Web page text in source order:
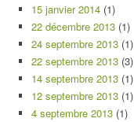
15 janvier 2014 (1)
22 décembre 2013 (1)
24 septembre 2013 (1)
22 septembre 2013 (3)
14 septembre 2013 (1)
12 septembre 2013 (1)
4 septembre 2013 (1)